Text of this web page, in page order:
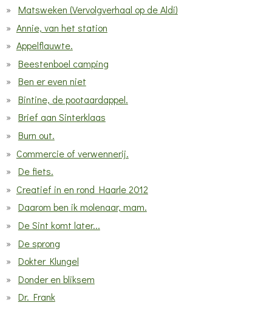
Matsweken (Vervolgverhaal op de Aldi)
Annie, van het station
Appelflauwte.
Beestenboel camping
Ben er even niet
Bintine, de pootaardappel.
Brief aan Sinterklaas
Burn out.
Commercie of verwennerij.
De fiets.
Creatief in en rond Haarle 2012
Daarom ben ik molenaar, mam.
De Sint komt later...
De sprong
Dokter Klungel
Donder en bliksem
Dr. Frank